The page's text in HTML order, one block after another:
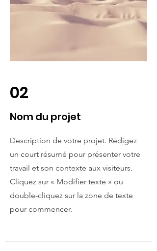
02
Nom du projet
Description de votre projet. Rédigez
un court résumé pour présenter votre
travail et son contexte aux visiteurs.
Cliquez sur « Modifier texte » ou
double-cliquez sur la zone de texte
pour commencer.